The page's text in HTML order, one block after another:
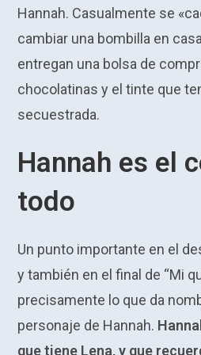
Hannah. Casualmente se
cambiar una bombilla en
entregan una bolsa de
chocolatinas y el tinte que
secuestrada.
Hannah es el
todo
Un punto importante en el
y también en el final de “Mi
precisamente lo que da
personaje de Hannah.
que tiene Lena, y que